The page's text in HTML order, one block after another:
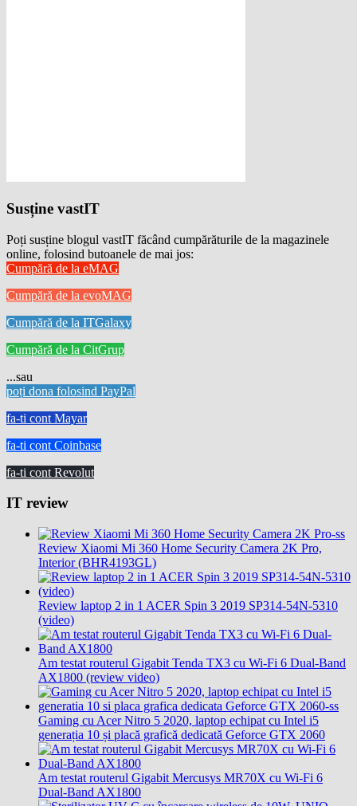
Susține vastIT
Poți susține blogul vastIT făcând cumpărăturile de la magazinele
online, folosind butoanele de mai jos:
Cumpără de la eMAG
Cumpără de la evoMAG
Cumpără de la ITGalaxy
Cumpără de la CitGrup
...sau
poți dona folosind PayPal
fa-ti cont Mayar
fa-ti cont Coinbase
fa-ti cont Revolut
IT review
Review Xiaomi Mi 360 Home Security Camera 2K Pro,
Interior (BHR4193GL)
Review laptop 2 in 1 ACER Spin 3 2019 SP314-54N-5310
(video)
Am testat routerul Gigabit Tenda TX3 cu Wi-Fi 6 Dual-Band
AX1800 (review video)
Gaming cu Acer Nitro 5 2020, laptop echipat cu Intel i5
generația 10 și placă grafică dedicată Geforce GTX 2060
Am testat routerul Gigabit Mercusys MR70X cu Wi-Fi 6
Dual-Band AX1800